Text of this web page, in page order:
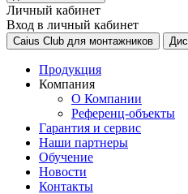
Личный кабинет
Вход в личный кабинет
Caius Club для монтажников
Продукция
Компания
О Компании
Референц-объекты
Гарантия и сервис
Наши партнеры
Обучение
Новости
Контакты